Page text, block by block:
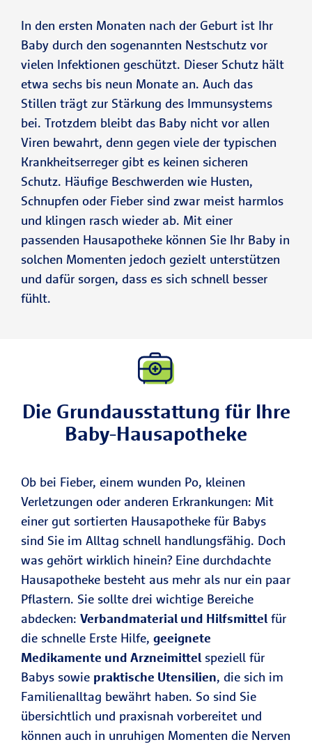
In den ersten Monaten nach der Geburt ist Ihr
Baby durch den sogenannten Nestschutz vor
vielen Infektionen geschützt. Dieser Schutz hält
etwa sechs bis neun Monate an. Auch das
Stillen trägt zur Stärkung des Immunsystems
bei. Trotzdem bleibt das Baby nicht vor allen
Viren bewahrt, denn gegen viele der typischen
Krankheitserreger gibt es keinen sicheren
Schutz. Häufige Beschwerden wie Husten,
Schnupfen oder Fieber sind zwar meist harmlos
und klingen rasch wieder ab. Mit einer
passenden Hausapotheke können Sie Ihr Baby in
solchen Momenten jedoch gezielt unterstützen
und dafür sorgen, dass es sich schnell besser
fühlt.
Die Grundausstattung für Ihre
Baby-Hausapotheke
Ob bei Fieber, einem wunden Po, kleinen
Verletzungen oder anderen Erkrankungen: Mit
einer gut sortierten Hausapotheke für Babys
sind Sie im Alltag schnell handlungsfähig. Doch
was gehört wirklich hinein? Eine durchdachte
Hausapotheke besteht aus mehr als nur ein paar
Pflastern. Sie sollte drei wichtige Bereiche
abdecken: Verbandmaterial und Hilfsmittelfür
die schnelle Erste Hilfe, geeignete
Medikamente und Arzneimittelspeziell für
Babys sowie praktische Utensilien, die sich im
Familienalltag bewährt haben. So sind Sie
übersichtlich und praxisnah vorbereitet und
können auch in unruhigen Momenten die Nerven